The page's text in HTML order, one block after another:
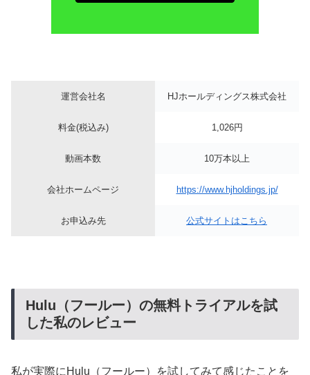
運営会社名 HJホールディングス株式会社
料金(税込み) 1,026円
動画本数 10万本以上
会社ホームページ https://www.hjholdings.jp/
お申込み先 公式サイトはこちら
Hulu（フールー）の無料トライアルを試
した私のレビュー
私が実際にHulu（フールー）を試してみて感じたことを